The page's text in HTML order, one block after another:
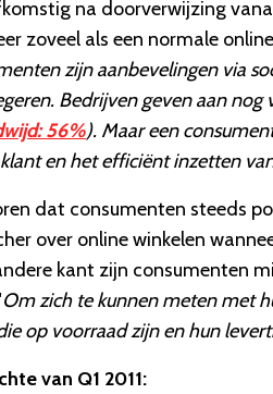
na doorverwijzing
zoveel als een normale
zijn aanbevelingen via
Bedrijven geven aan
56%). Maar een
en het efficiënt inzetten
dat consumenten steeds
over online winkelen
kant zijn consumenten
Om zich te kunnen meten met
op voorraad zijn en hun
van Q1 2011: